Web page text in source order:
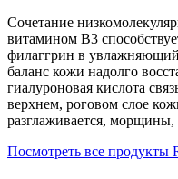
Сочетание
витамином B3
филаггрин в
баланс кожи надолго
гиалуроновая кислота
верхнем, роговом слое
разглаживается,
Посмотреть все продукты